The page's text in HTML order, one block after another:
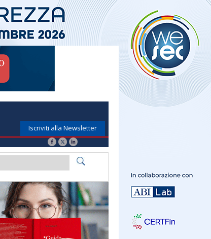
Iscriviti alla Newsletter